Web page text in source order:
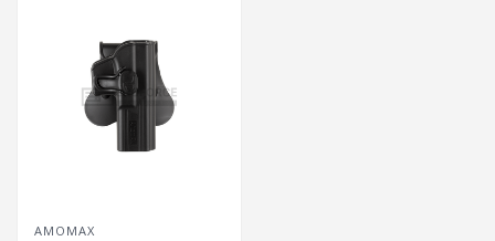
AMOMAX